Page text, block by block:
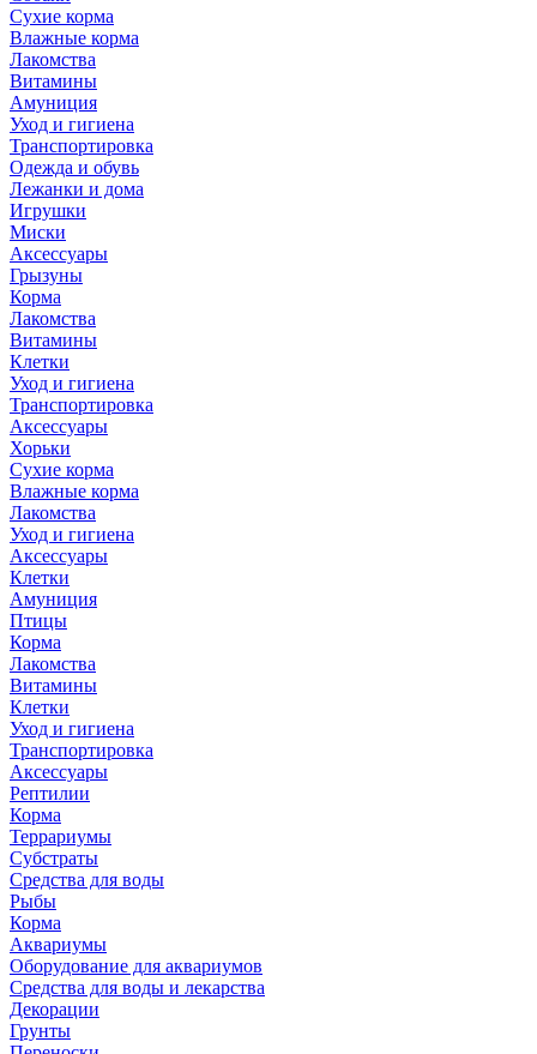
Сухие корма
Влажные корма
Лакомства
Витамины
Амуниция
Уход и гигиена
Транспортировка
Одежда и обувь
Лежанки и дома
Игрушки
Миски
Аксессуары
Грызуны
Корма
Лакомства
Витамины
Клетки
Уход и гигиена
Транспортировка
Аксессуары
Хорьки
Сухие корма
Влажные корма
Лакомства
Уход и гигиена
Аксессуары
Клетки
Амуниция
Птицы
Корма
Лакомства
Витамины
Клетки
Уход и гигиена
Транспортировка
Аксессуары
Рептилии
Корма
Террариумы
Субстраты
Средства для воды
Рыбы
Корма
Аквариумы
Оборудование для аквариумов
Средства для воды и лекарства
Декорации
Грунты